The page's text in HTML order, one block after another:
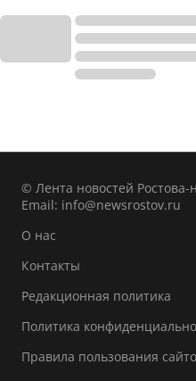
© Лента новостей Ростова-
Email: info@newsrostov.ru
О нас
Контакты
Редакционная политика
Политика
Правила пользования